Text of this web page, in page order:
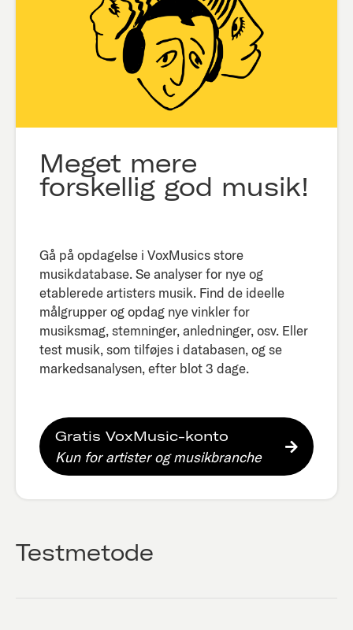
Meget mere
forskellig god musik!
Gå på opdagelse i VoxMusics store
musikdatabase. Se analyser for nye og
etablerede artisters musik. Find de ideelle
målgrupper og opdag nye vinkler for
musiksmag, stemninger, anledninger, osv. Eller
test musik, som tilføjes i databasen, og se
markedsanalysen, efter blot 3 dage.​
Gratis VoxMusic-konto
Kun for artister og musikbranche
Testmetode